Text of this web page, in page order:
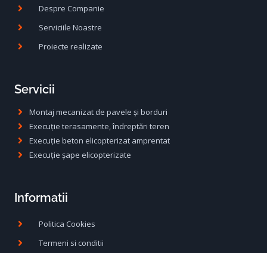
Despre Companie
Serviciile Noastre
Proiecte realizate
Servicii
Montaj mecanizat de pavele și borduri
Execuție terasamente, îndreptări teren
Execuție beton elicopterizat amprentat
Execuție șape elicopterizate
Informatii
Politica Cookies
Termeni si conditii